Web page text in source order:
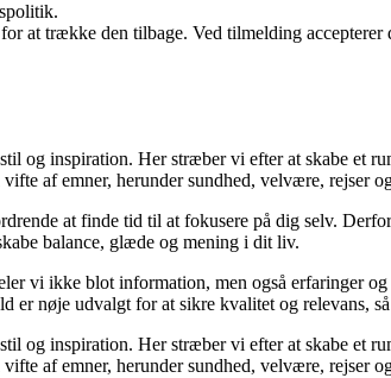
at trække den tilbage. Ved tilmelding
og inspiration. Her stræber vi efter at skabe et
af emner, herunder sundhed, velvære, rejser
at finde tid til at fokusere på dig selv.
balance, glæde og mening i dit liv.
vi ikke blot information, men også erfaringer
er nøje udvalgt for at sikre kvalitet og relevans,
og inspiration. Her stræber vi efter at skabe et
af emner, herunder sundhed, velvære, rejser